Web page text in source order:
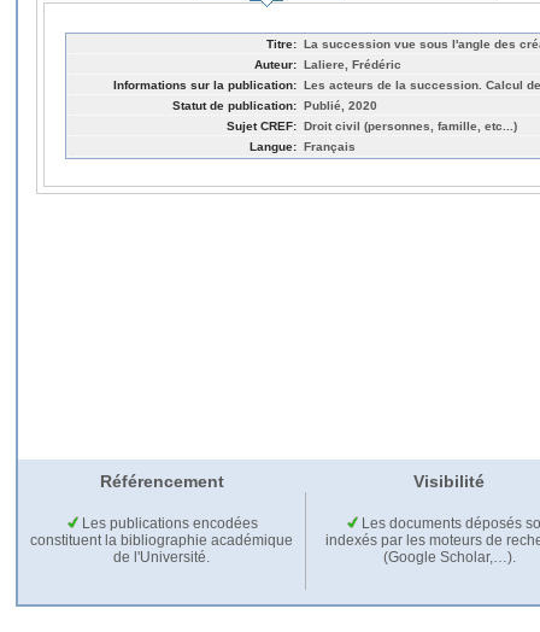
Titre: La succession vue sous l'angle des
Auteur: Laliere, Frédéric
Informations sur la publication: Les acteurs de la succession. Calcul
Statut de publication: Publié, 2020
Sujet CREF: Droit civil (personnes, famille, etc...)
Langue: Français
Référencement Visibilité
Les publications encodées
constituent la bibliographie académique
de l'Université.
Les documents déposés
indexés par les moteurs de
(Google Scholar,…).